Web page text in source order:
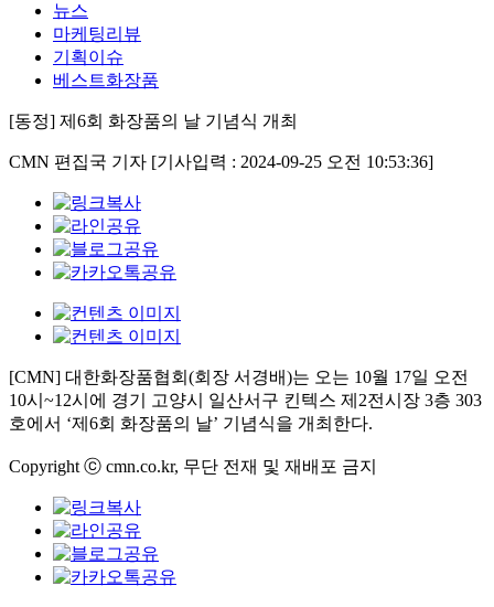
뉴스
마케팅리뷰
기획이슈
베스트화장품
[동정] 제6회 화장품의 날 기념식 개최
CMN 편집국 기자 [기사입력 : 2024-09-25 오전 10:53:36]
[CMN] 대한화장품협회(회장 서경배)는 오는 10월 17일 오전
10시~12시에 경기 고양시 일산서구 킨텍스 제2전시장 3층 303
호에서 ‘제6회 화장품의 날’ 기념식을 개최한다.
Copyright ⓒ cmn.co.kr, 무단 전재 및 재배포 금지